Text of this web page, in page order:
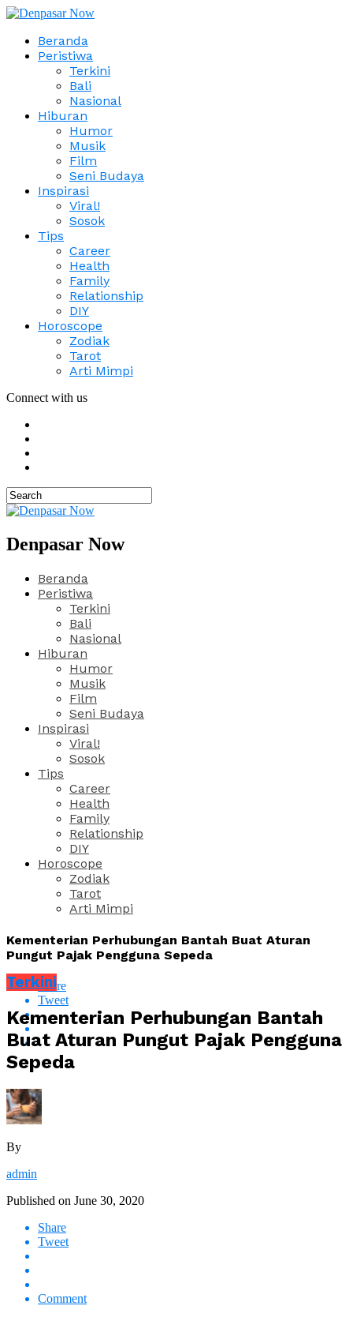
Beranda
Peristiwa
Terkini
Bali
Nasional
Hiburan
Humor
Musik
Film
Seni Budaya
Inspirasi
Viral!
Sosok
Tips
Career
Health
Family
Relationship
DIY
Horoscope
Zodiak
Tarot
Arti Mimpi
Connect with us
Denpasar Now
Beranda
Peristiwa
Terkini
Bali
Nasional
Hiburan
Humor
Musik
Film
Seni Budaya
Inspirasi
Viral!
Sosok
Tips
Career
Health
Family
Relationship
DIY
Horoscope
Zodiak
Tarot
Arti Mimpi
Kementerian Perhubungan Bantah Buat Aturan
Pungut Pajak Pengguna Sepeda
Share
Tweet
Terkini
Kementerian Perhubungan Bantah
Buat Aturan Pungut Pajak Pengguna
Sepeda
By
admin
Published on June 30, 2020
Share
Tweet
Comment